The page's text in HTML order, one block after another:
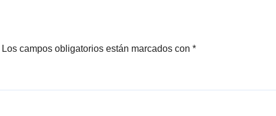
Los campos obligatorios están marcados con *